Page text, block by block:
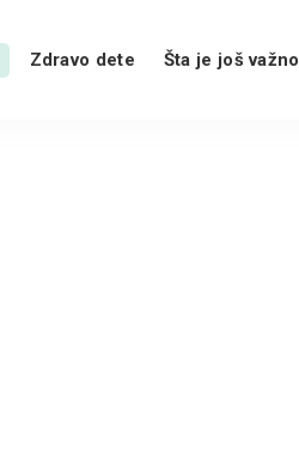
Zdravo dete Šta je još važno